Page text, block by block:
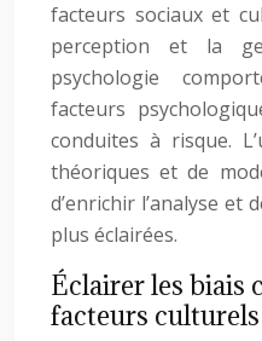
facteurs sociaux et
perception et la
psychologie
facteurs
conduites à risque.
théoriques et de
d’enrichir l’analyse et
plus éclairées.
Éclairer les biais
facteurs culturels